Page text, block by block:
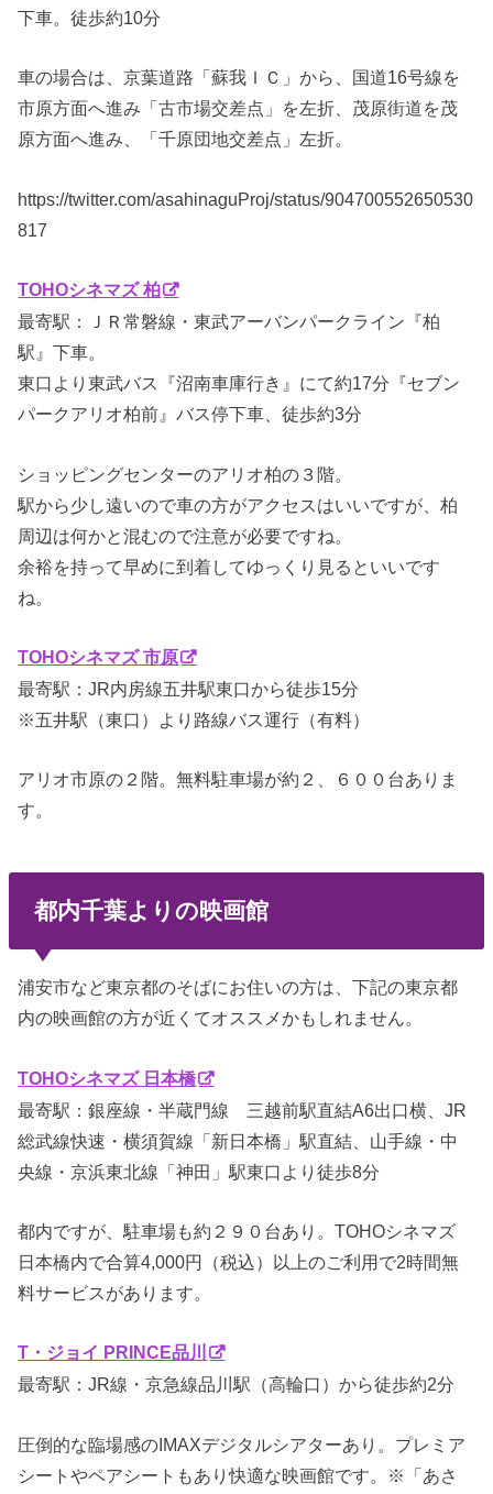
下車。徒歩約10分
車の場合は、京葉道路「蘇我ＩＣ」から、国道16号線を
市原方面へ進み「古市場交差点」を左折、茂原街道を茂
原方面へ進み、「千原団地交差点」左折。
https://twitter.com/asahinaguProj/status/904700552650530
817
TOHOシネマズ 柏
最寄駅：ＪＲ常磐線・東武アーバンパークライン『柏
駅』下車。
東口より東武バス『沼南車庫行き』にて約17分『セブン
パークアリオ柏前』バス停下車、徒歩約3分
ショッピングセンターのアリオ柏の３階。
駅から少し遠いので車の方がアクセスはいいですが、柏
周辺は何かと混むので注意が必要ですね。
余裕を持って早めに到着してゆっくり見るといいです
ね。
TOHOシネマズ 市原
最寄駅：JR内房線五井駅東口から徒歩15分
※五井駅（東口）より路線バス運行（有料）
アリオ市原の２階。無料駐車場が約２、６００台ありま
す。
都内千葉よりの映画館
浦安市など東京都のそばにお住いの方は、下記の東京都
内の映画館の方が近くてオススメかもしれません。
TOHOシネマズ 日本橋
最寄駅：銀座線・半蔵門線 三越前駅直結A6出口横、JR
総武線快速・横須賀線「新日本橋」駅直結、山手線・中
央線・京浜東北線「神田」駅東口より徒歩8分
都内ですが、駐車場も約２９０台あり。TOHOシネマズ
日本橋内で合算4,000円（税込）以上のご利用で2時間無
料サービスがあります。
T・ジョイ PRINCE品川
最寄駅：JR線・京急線品川駅（高輪口）から徒歩約2分
圧倒的な臨場感のIMAXデジタルシアターあり。プレミア
シートやペアシートもあり快適な映画館です。※「あさ